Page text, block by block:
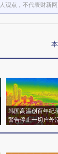
观点，不代表财新
韩国高温创百年纪
警告停止一切户外